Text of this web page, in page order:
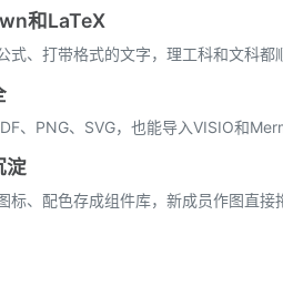
和LaTeX
式、打带格式的文字，理工科和文科都
、PNG、SVG，也能导入VISIO和
淀
标、配色存成组件库，新成员作图直接